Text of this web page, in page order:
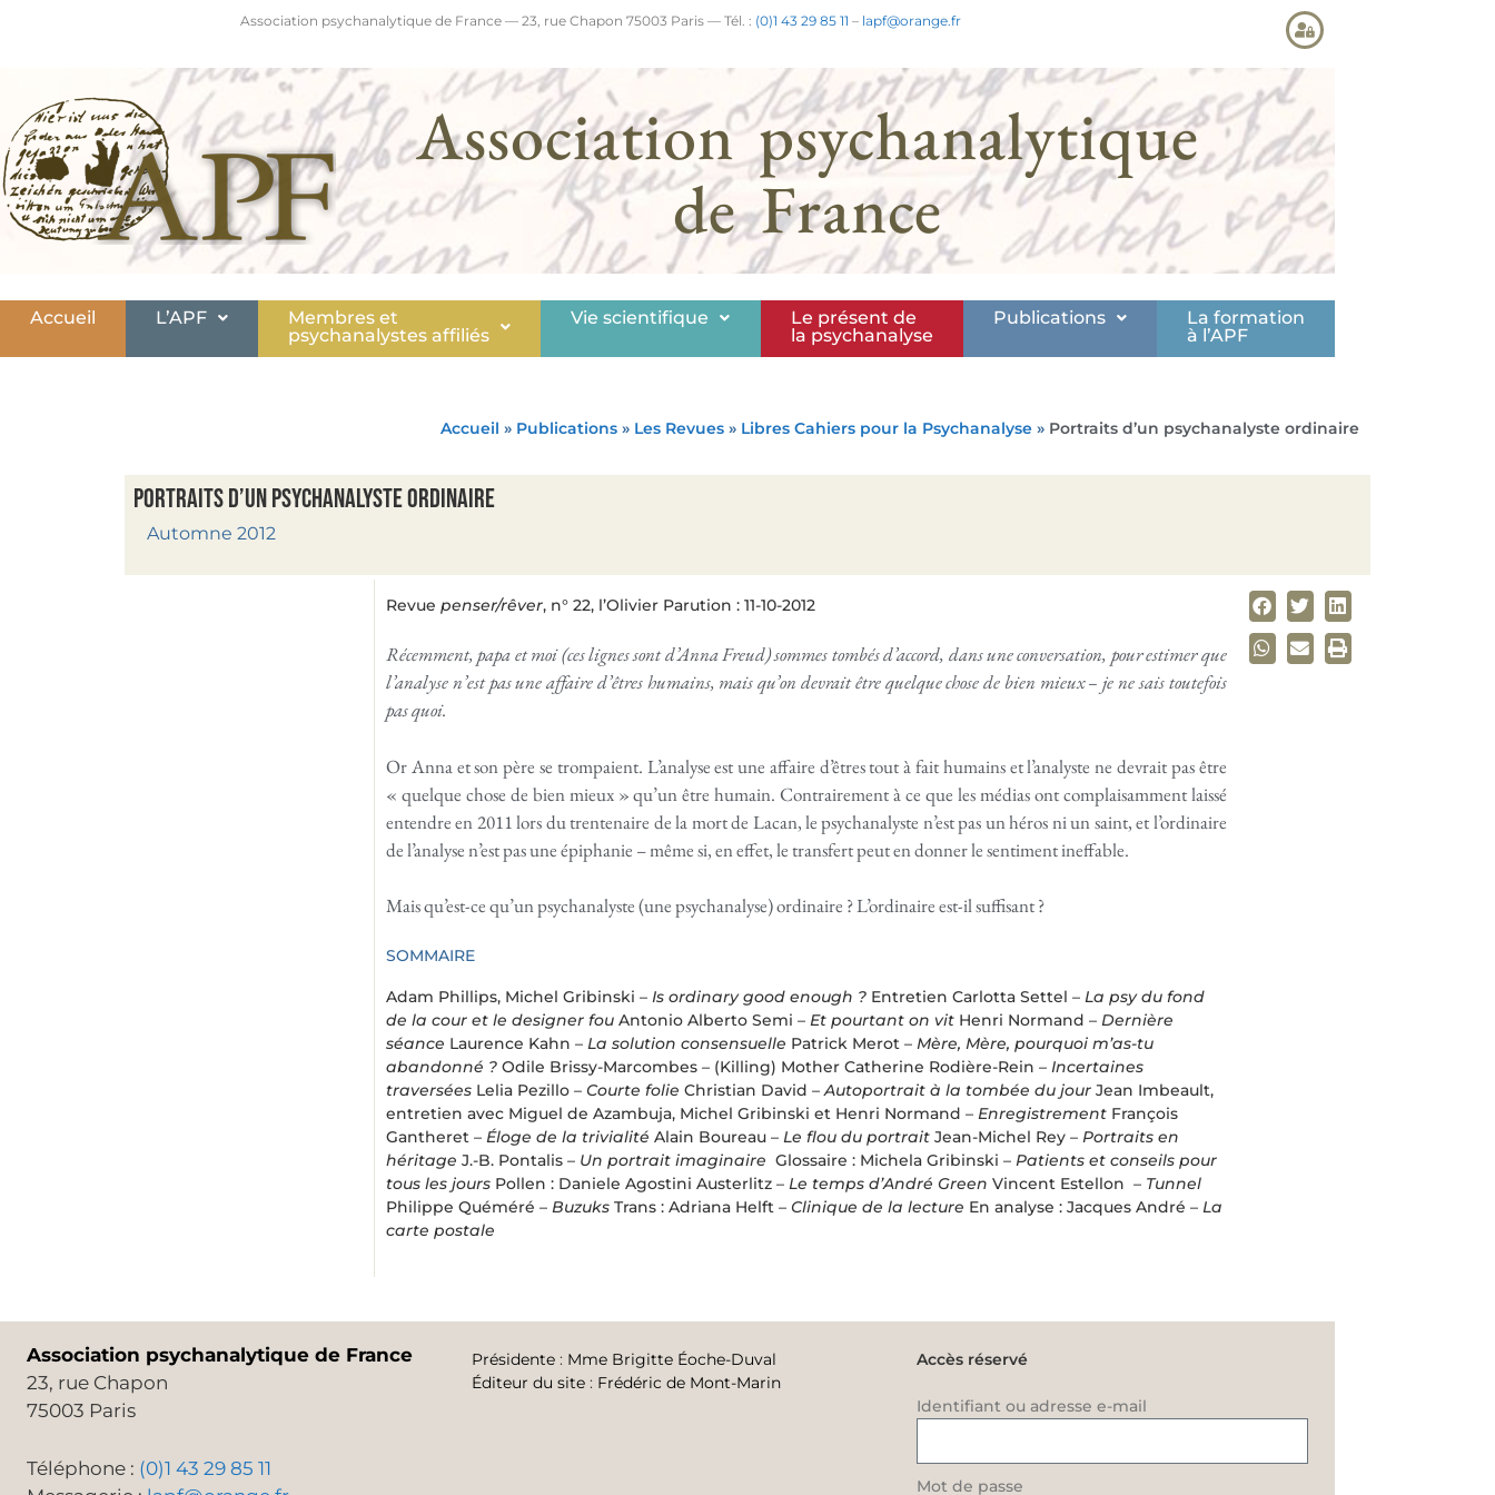
Association psychanalytique de France — 23, rue Chapon 75003 Paris — Tél. : (0)1 43 29 85 11 – lapf@orange.fr
Association psychanalytique
de France
Accueil L’APF
Membres et
psychanalystes affiliés
Vie scientifique
Le présent de
la psychanalyse
Publications
La formation
à l’APF
Accueil » Publications » Les Revues » Libres Cahiers pour la Psychanalyse » Portraits d’un psychanalyste ordinaire
Portraits d’un psychanalyste ordinaire
Automne 2012
Revue penser/rêver, n° 22, l’Olivier Parution : 11-10-2012
Récemment, papa et moi (ces lignes sont d’Anna Freud) sommes tombés d’accord, dans une conversation, pour estimer que
l’analyse n’est pas une affaire d’êtres humains, mais qu’on devrait être quelque chose de bien mieux – je ne sais toutefois
pas quoi.
Or Anna et son père se trompaient. L’analyse est une affaire d’êtres tout à fait humains et l’analyste ne devrait pas être
« quelque chose de bien mieux » qu’un être humain. Contrairement à ce que les médias ont complaisamment laissé
entendre en 2011 lors du trentenaire de la mort de Lacan, le psychanalyste n’est pas un héros ni un saint, et l’ordinaire
de l’analyse n’est pas une épiphanie – même si, en effet, le transfert peut en donner le sentiment ineffable.
Mais qu’est-ce qu’un psychanalyste (une psychanalyse) ordinaire ? L’ordinaire est-il suffisant ?
SOMMAIRE
Adam Phillips, Michel Gribinski – Is ordinary good enough ? Entretien Carlotta Settel – La psy du fond
de la cour et le designer fou Antonio Alberto Semi – Et pourtant on vit Henri Normand – Dernière
séance Laurence Kahn – La solution consensuelle Patrick Merot – Mère, Mère, pourquoi m’as-tu
abandonné ? Odile Brissy-Marcombes – (Killing) Mother Catherine Rodière-Rein – Incertaines
traversées Lelia Pezillo – Courte folie Christian David – Autoportrait à la tombée du jour Jean Imbeault,
entretien avec Miguel de Azambuja, Michel Gribinski et Henri Normand – Enregistrement François
Gantheret – Éloge de la trivialité Alain Boureau – Le flou du portrait Jean-Michel Rey – Portraits en
héritage J.-B. Pontalis – Un portrait imaginaire Glossaire : Michela Gribinski – Patients et conseils pour
tous les jours Pollen : Daniele Agostini Austerlitz – Le temps d’André Green Vincent Estellon – Tunnel
Philippe Quéméré – Buzuks Trans : Adriana Helft – Clinique de la lecture En analyse : Jacques André – La
carte postale
Association psychanalytique de France
23, rue Chapon
75003 Paris
Téléphone : (0)1 43 29 85 11
Présidente: Mme Brigitte Éoche-Duval
Éditeur du site: Frédéric de Mont-Marin
Accès réservé
Identifiant ou adresse e-mail
Mot de passe